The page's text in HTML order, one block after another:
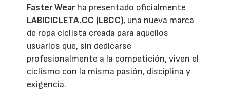
Faster Wearha presentado oficialmente
LABICICLETA.CC (LBCC), una nueva marca
de ropa ciclista creada para aquellos
usuarios que, sin dedicarse
profesionalmente a la competición, viven el
ciclismo con la misma pasión, disciplina y
exigencia.